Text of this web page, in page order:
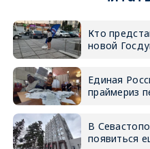
Кто
новой
Единая
праймериз
В
появиться